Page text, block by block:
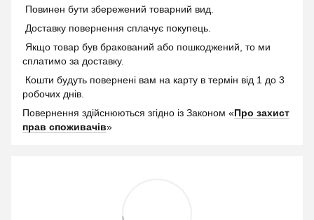
Повинен бути збережений товарний вид.
Доставку повернення сплачує покупець.
Якщо товар був бракований або пошкоджений, то ми
сплатимо за доставку.
Кошти будуть повернені вам на карту в термін від 1 до 3
робочих днів.
Повернення здійснюються згідно із Законом «Про захист
прав споживачів»